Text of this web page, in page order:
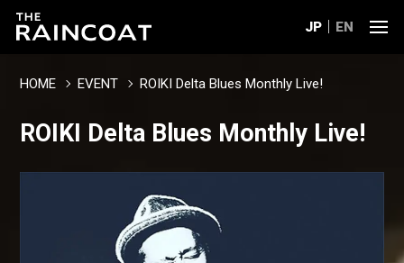
JP EN
HOME EVENT ROIKI Delta Blues Monthly Live!
ROIKI Delta Blues Monthly Live!